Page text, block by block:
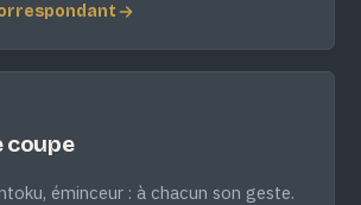
coupe
éminceur : à chacun son geste.